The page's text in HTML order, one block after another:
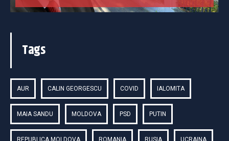
Tags
AUR CALIN GEORGESCU COVID IALOMITA
MAIA SANDU MOLDOVA PSD PUTIN
REPUBLICA MOLDOVA ROMANIA RUSIA UCRAINA